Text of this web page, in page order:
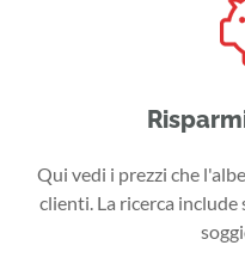
Qui vedi i prezzi che
clienti. La ricerca